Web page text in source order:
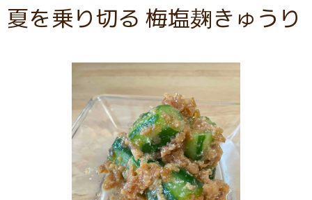
夏を乗り切る 梅塩麹きゅうり